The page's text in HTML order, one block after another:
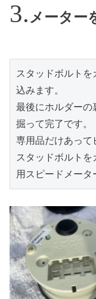
メーター
スタッドボルト
込みます。
最後にホルダーの
掘って完了です。
専用品だけあって
スタッドボルト
用スピードメータ